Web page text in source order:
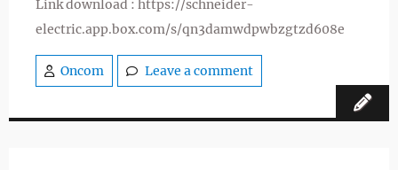
Link download : https://schneider-
electric.app.box.com/s/qn3damwdpwbzgtzd608e
Oncom Leave a comment